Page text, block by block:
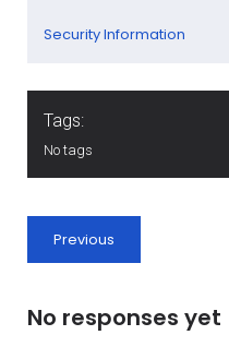
Security Information
Tags:
No tags
Previous
No responses yet